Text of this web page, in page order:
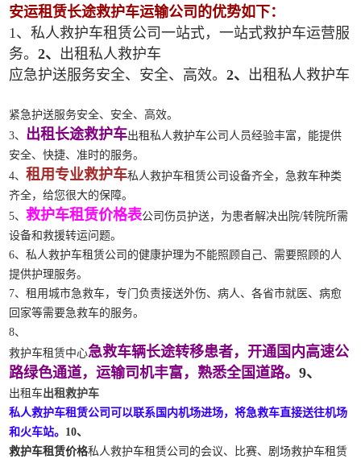
安运租赁长途救护车运输公司的优势如下：
1、私人救护车租赁公司一站式，一站式救护车运营服
务。2、 出租私人救护车
应急护送服务安全、安全、高效。2、 出租私人救护车
紧急护送服务安全、安全、高效。
3、 出租长途救护车出租私人救护车公司人员经验丰富，能提供
安全、快捷、准时的服务。
4、租用专业救护车私人救护车租赁公司设备齐全，急救车种类
齐全，给您很大的保障。
5、救护车租赁价格表公司伤员护送，为患者解决出院/转院所需
设备和救援转运问题。
6、私人救护车租赁公司的健康护理为不能照顾自己、需要照顾的人
提供护理服务。
7、租用城市急救车，专门负责接送外伤、病人、各省市就医、病愈
回家等需要急救车的服务。
8、
救护车租赁中心急救车辆长途转移患者，开通国内高速公
路绿色通道，运输司机丰富，熟悉全国道路。9、
出租车出租救护车
私人救护车租赁公司可以联系国内机场进场，将急救车直接送往机场
和火车站。 10、
救护车租赁价格私人救护车租赁公司的会议、比赛、剧场救护车租赁